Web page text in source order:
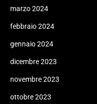
marzo 2024
febbraio 2024
gennaio 2024
dicembre 2023
novembre 2023
ottobre 2023